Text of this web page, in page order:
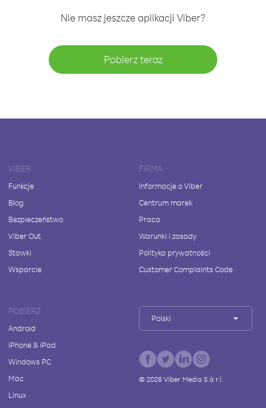
Nie masz jeszcze aplikacji Viber?
Pobierz teraz
VIBER
Funkcje
Blog
Bezpieczeństwo
Viber Out
Stawki
Wsparcie
FIRMA
Informacje o Viber
Centrum marek
Praca
Warunki i zasady
Polityka prywatności
Customer Complaints Code
POBIERZ
Android
iPhone & iPad
Windows PC
Mac
Linux
Polski
© 2026Viber Media S.à r.l.